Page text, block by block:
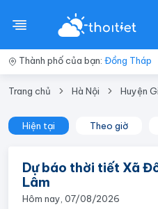
Thành phố của bạn: Đồng Tháp
Trang chủ Hà Nội Huyện
Hiện tại Theo giờ
Dự báo thời tiết Xã
Lâm
Hôm nay, 07/08/2026